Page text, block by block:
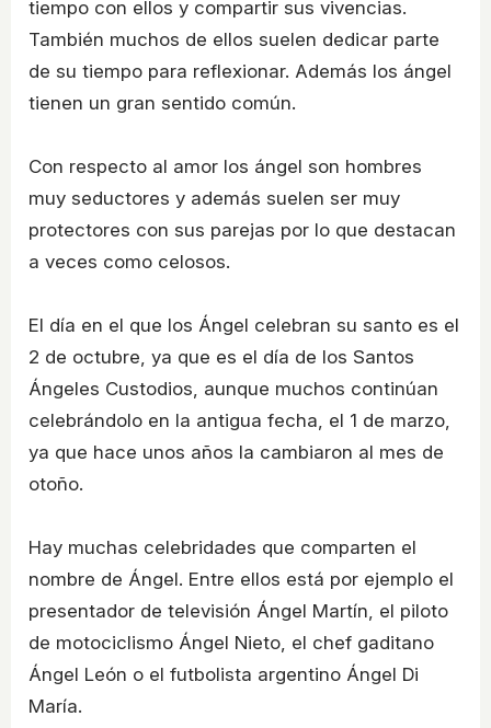
tiempo con ellos y compartir sus vivencias.
También muchos de ellos suelen dedicar parte
de su tiempo para reflexionar. Además los ángel
tienen un gran sentido común.
Con respecto al amor los ángel son hombres
muy seductores y además suelen ser muy
protectores con sus parejas por lo que destacan
a veces como celosos.
El día en el que los Ángel celebran su santo es el
2 de octubre, ya que es el día de los Santos
Ángeles Custodios, aunque muchos continúan
celebrándolo en la antigua fecha, el 1 de marzo,
ya que hace unos años la cambiaron al mes de
otoño.
Hay muchas celebridades que comparten el
nombre de Ángel. Entre ellos está por ejemplo el
presentador de televisión Ángel Martín, el piloto
de motociclismo Ángel Nieto, el chef gaditano
Ángel León o el futbolista argentino Ángel Di
María.